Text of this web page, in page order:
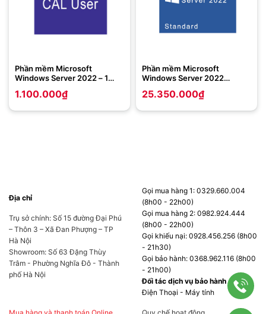
Phần mềm Microsoft
Windows Server 2022 – 1
1.100.000₫
Phần mềm Microsoft
Windows Server 2022
Pack
25.350.000₫
Địa chỉ
Trụ sở chính: Số 15 đường Đại Phú
– Thôn 3 – Xã Đan Phượng – TP
Hà Nội
Showroom: Số 63 Đặng Thùy
Trâm - Phường Nghĩa Đô - Thành
phố Hà Nội
Gọi mua hàng 1: 0329.660.004
(8h00 - 22h00)
Gọi mua hàng 2: 0982.924.444
(8h00 - 22h00)
Gọi khiếu nại: 0928.456.256 (8h00
- 21h30)
Gọi bảo hành: 0368.962.116 (8h00
- 21h00)
Đối tác dịch vụ bảo hành
Điện Thoại - Máy tính